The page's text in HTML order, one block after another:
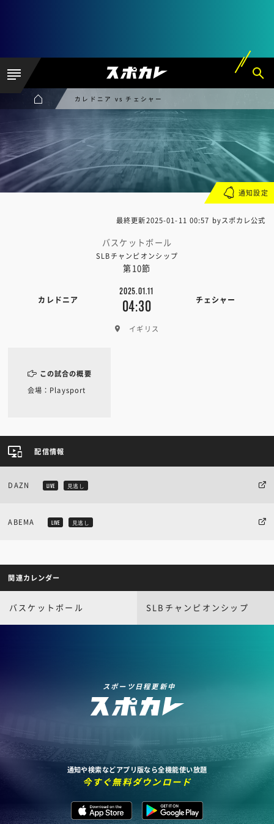
カレドニア vs チェシャー
最終更新2025-01-11 00:57 byスポカレ公式
バスケットボール
SLBチャンピオンシップ
第10節
カレドニア
2025.01.11
04:30 チェシャー
イギリス
通知設定
この試合の概要
会場：Playsport
配信情報
DAZN LIVE 見逃し
ABEMA LIVE 見逃し
関連カレンダー
バスケットボール SLBチャンピオンシップ
スポーツ日程更新中
通知や検索などアプリ版なら全機能使い放題
今すぐ無料ダウンロード